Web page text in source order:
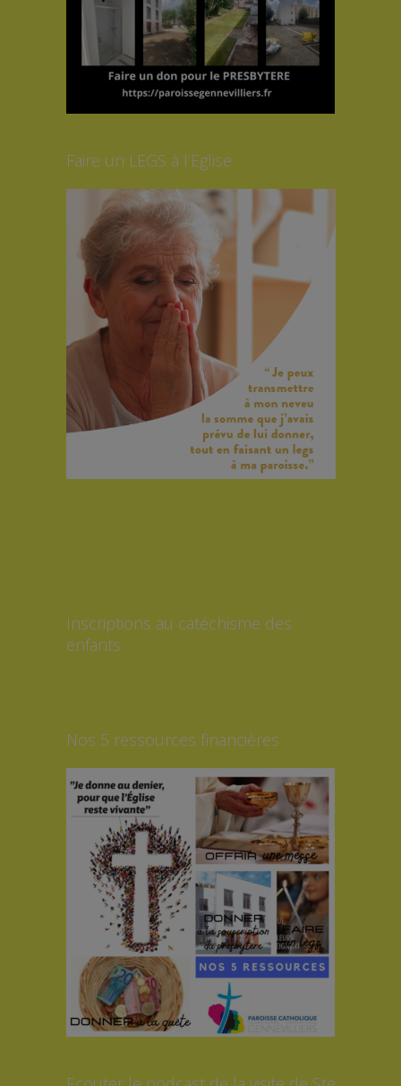
Faire un LEGS à l’Eglise
Inscriptions au catéchisme des
enfants
Nos 5 ressources financières